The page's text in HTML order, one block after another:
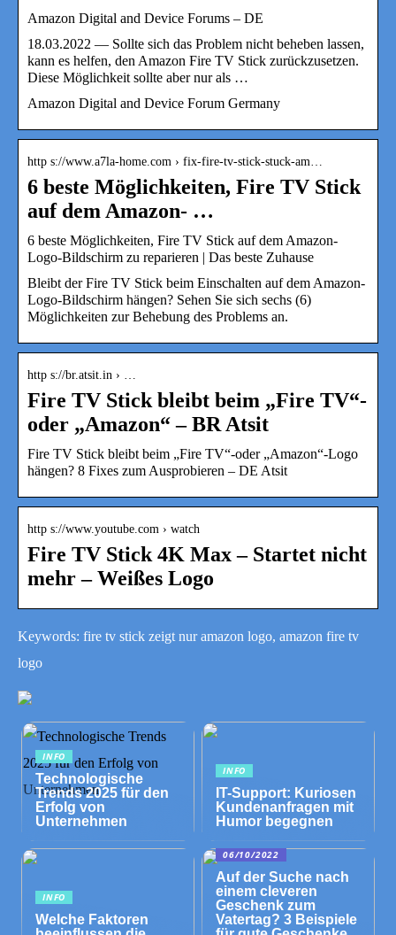
Amazon Digital and Device Forums – DE
18.03.2022 — Sollte sich das Problem nicht beheben lassen,
kann es helfen, den Amazon Fire TV Stick zurückzusetzen.
Diese Möglichkeit sollte aber nur als …
Amazon Digital and Device Forum Germany
http s://www.a7la-home.com › fix-fire-tv-stick-stuck-am…
6 beste Möglichkeiten, Fire TV Stick
auf dem Amazon- …
6 beste Möglichkeiten, Fire TV Stick auf dem Amazon-
Logo-Bildschirm zu reparieren | Das beste Zuhause
Bleibt der Fire TV Stick beim Einschalten auf dem Amazon-
Logo-Bildschirm hängen? Sehen Sie sich sechs (6)
Möglichkeiten zur Behebung des Problems an.
http s://br.atsit.in › …
Fire TV Stick bleibt beim „Fire TV“-
oder „Amazon“ – BR Atsit
Fire TV Stick bleibt beim „Fire TV“-oder „Amazon“-Logo
hängen? 8 Fixes zum Ausprobieren – DE Atsit
http s://www.youtube.com › watch
Fire TV Stick 4K Max – Startet nicht
mehr – Weißes Logo
Keywords: fire tv stick zeigt nur amazon logo, amazon fire tv
logo
INFO
Technologische
Trends 2025 für den
Erfolg von
Unternehmen
INFO
IT-Support: Kuriosen
Kundenanfragen mit
Humor begegnen
INFO
Welche Faktoren
06/10/2022
Auf der Suche nach
einem cleveren
Geschenk zum
Vatertag? 3 Beispiele